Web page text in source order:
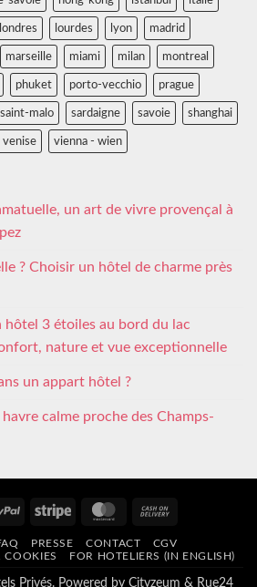
londres lourdes lyon madrid
marseille miami milan montreal
phuket porto-vecchio prague
saint-malo sardaigne savoie shanghai
venise vienna - wien
un art de vivre provençal à
? Choisir un hôtel de charme près
hôtel 3 étoiles au bord du lac
nature et vue exceptionnelle
un appart hôtel ?
calme proche des Champs-
PayPal Stripe MasterCard
Delivery
PRESSE CONTACT
CGV
COOKIES
FOR HOTELIERS (IN ENGLISH)
Privés. Powered by Cityzeum & Rue24